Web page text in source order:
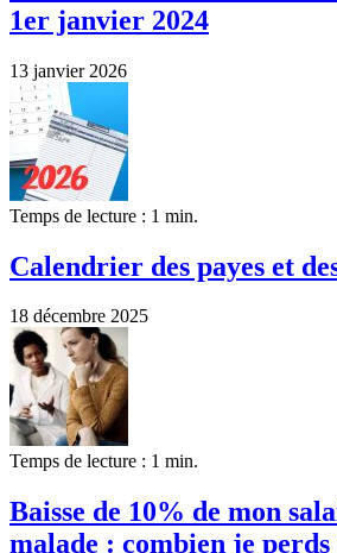
1er janvier 2024
13 janvier 2026
Temps de lecture : 1 min.
Calendrier des payes et
18 décembre 2025
Temps de lecture : 1 min.
Baisse de 10% de mon
malade : combien je perds